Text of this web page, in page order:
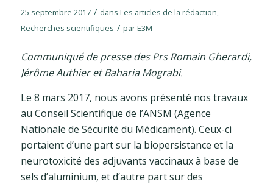
25 septembre 2017 / dans Les articles de la rédaction,
Recherches scientifiques / parE3M
Communiqué de presse des Prs Romain Gherardi,
Jérôme Authier et Baharia Mograbi.
Le 8 mars 2017, nous avons présenté nos travaux
au Conseil Scientifique de l’ANSM (Agence
Nationale de Sécurité du Médicament). Ceux-ci
portaient d’une part sur la biopersistance et la
neurotoxicité des adjuvants vaccinaux à base de
sels d’aluminium, et d’autre part sur des